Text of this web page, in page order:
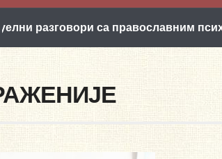
са православним психологом!